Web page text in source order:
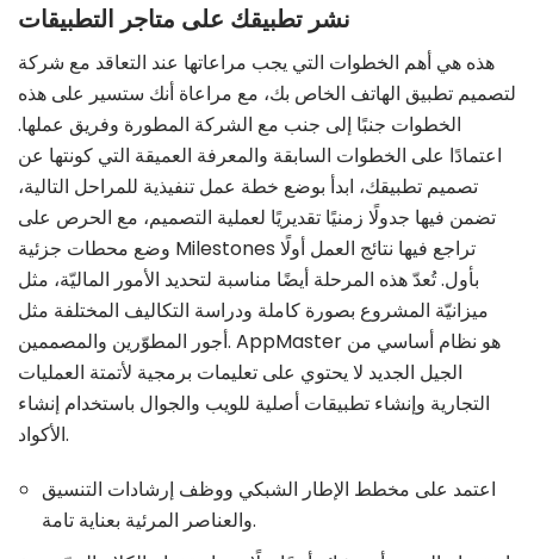
نشر تطبيقك على متاجر التطبيقات
هذه هي أهم الخطوات التي يجب مراعاتها عند التعاقد مع شركة
لتصميم تطبيق الهاتف الخاص بك، مع مراعاة أنك ستسير على هذه
الخطوات جنبًا إلى جنب مع الشركة المطورة وفريق عملها.
اعتمادًا على الخطوات السابقة والمعرفة العميقة التي كونتها عن
تصميم تطبيقك، ابدأ بوضع خطة عمل تنفيذية للمراحل التالية،
تضمن فيها جدولًا زمنيًا تقديريًا لعملية التصميم، مع الحرص على
وضع محطات جزئية Milestones تراجع فيها نتائج العمل أولًا
بأول. تُعدّ هذه المرحلة أيضًا مناسبة لتحديد الأمور الماليّة، مثل
ميزانيّة المشروع بصورة كاملة ودراسة التكاليف المختلفة مثل
أجور المطوّرين والمصممين. AppMaster هو نظام أساسي من
الجيل الجديد لا يحتوي على تعليمات برمجية لأتمتة العمليات
التجارية وإنشاء تطبيقات أصلية للويب والجوال باستخدام إنشاء
الأكواد.
اعتمد على مخطط الإطار الشبكي ووظف إرشادات التنسيق
والعناصر المرئية بعناية تامة.